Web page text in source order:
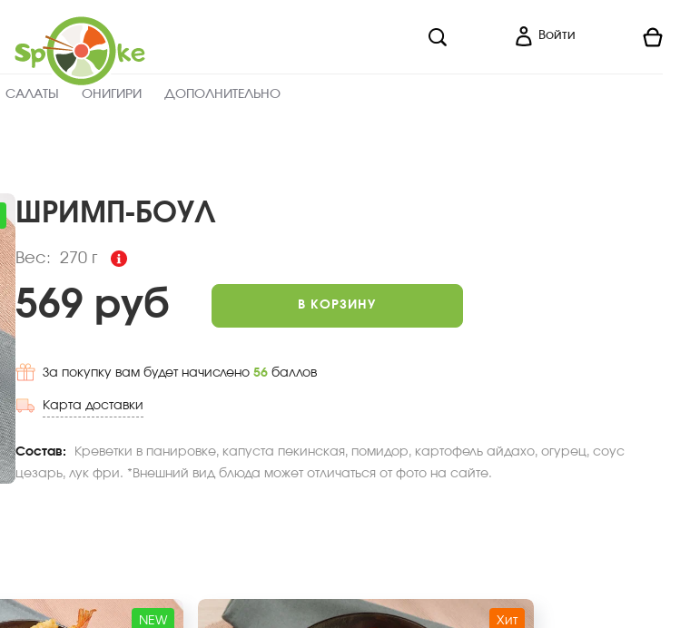
Заказать
вкусные
поке
с
доставкой,
Тюмень
Войти
САЛАТЫ ОНИГИРИ ДОПОЛНИТЕЛЬНО
ШРИМП-БОУЛ
Вес: 270 г
Пищевая
ценность
270
Вес, г
192
Ккал
569 руб В КОРЗИНУ
За покупку вам будет начислено 56 баллов
Карта доставки
Состав:
Креветки в панировке, капуста пекинская, помидор, картофель айдахо, огурец, соус
цезарь, лук фри. *Внешний вид блюда может отличаться от фото на сайте.
NEW Хит